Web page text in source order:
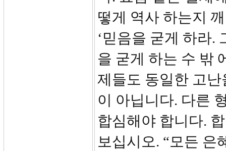
떻게 역사 하는지
‘믿음을 굳게 하라.
을 굳게 하는 수 밖
제들도 동일한 고난
이 아닙니다. 다른
합심해야 합니다.
보십시오. “모든 은